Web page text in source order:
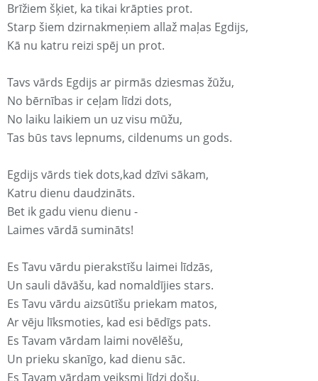
Brīžiem šķiet, ka tikai krāpties prot.
Starp šiem dzirnakmeņiem allaž maļas Egdijs,
Kā nu katru reizi spēj un prot.
Tavs vārds Egdijs ar pirmās dziesmas žūžu,
No bērnības ir ceļam līdzi dots,
No laiku laikiem un uz visu mūžu,
Tas būs tavs lepnums, cildenums un gods.
Egdijs vārds tiek dots,kad dzīvi sākam,
Katru dienu daudzināts.
Bet ik gadu vienu dienu -
Laimes vārdā sumināts!
Es Tavu vārdu pierakstīšu laimei līdzās,
Un sauli dāvāšu, kad nomaldījies stars.
Es Tavu vārdu aizsūtīšu priekam matos,
Ar vēju līksmoties, kad esi bēdīgs pats.
Es Tavam vārdam laimi novēlēšu,
Un prieku skanīgo, kad dienu sāc.
Es Tavam vārdam veiksmi līdzi došu,